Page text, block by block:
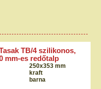
TB/4 szilikonos,
mm-es redőtalp
250x353 mm
kraft
barna